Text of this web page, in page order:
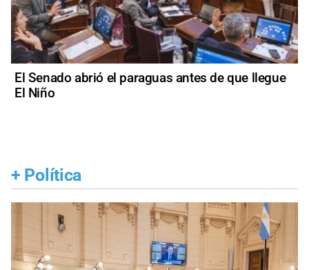
El Senado abrió el paraguas antes de que llegue
El Niño
+ Política